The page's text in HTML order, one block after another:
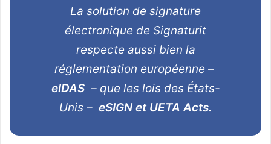
La solution de signature
électronique de Signaturit
respecte aussi bien la
réglementation européenne –
eIDAS – que les lois des États-
Unis – eSIGN et UETA Acts.